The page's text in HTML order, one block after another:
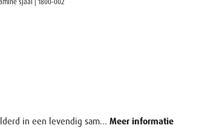
sjaal | 1800-002
in een levendig sam... Meer informatie